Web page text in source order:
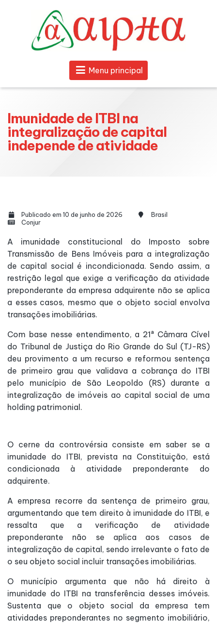
Menu principal
Imunidade de ITBI na
integralização de capital
independe de atividade
Publicado em 10 de junho de 2026
Brasil
Conjur
A imunidade constitucional do Imposto sobre
Transmissão de Bens Imóveis para a integralização
de capital social é incondicionada. Sendo assim, a
restrição legal que exige a verificação da atividade
preponderante da empresa adquirente não se aplica
a esses casos, mesmo que o objeto social envolva
transações imobiliárias.
Com base nesse entendimento, a 21ª Câmara Cível
do Tribunal de Justiça do Rio Grande do Sul (TJ-RS)
deu provimento a um recurso e reformou sentença
de primeiro grau que validava a cobrança do ITBI
pelo município de São Leopoldo (RS) durante a
integralização de imóveis ao capital social de uma
holding patrimonial.
O cerne da controvérsia consiste em saber se a
imunidade do ITBI, prevista na Constituição, está
condicionada à atividade preponderante do
adquirente.
A empresa recorre da sentença de primeiro grau,
argumentando que tem direito à imunidade do ITBI, e
ressalta que a verificação de atividade
preponderante não se aplica aos casos de
integralização de capital, sendo irrelevante o fato de
o seu objeto social incluir transações imobiliárias.
O município argumenta que não há direito à
imunidade do ITBI na transferência desses imóveis.
Sustenta que o objeto social da empresa tem
atividades preponderantes no segmento imobiliário,